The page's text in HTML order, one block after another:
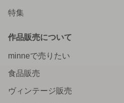
特集
作品販売について
minneで売りたい
食品販売
ヴィンテージ販売